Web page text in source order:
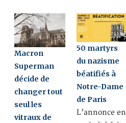
Macron
Superman
décide de
changer tout
seul les
vitraux de
50 martyrs
du nazisme
béatifiés à
Notre-Dame
de Paris
L’annonce en